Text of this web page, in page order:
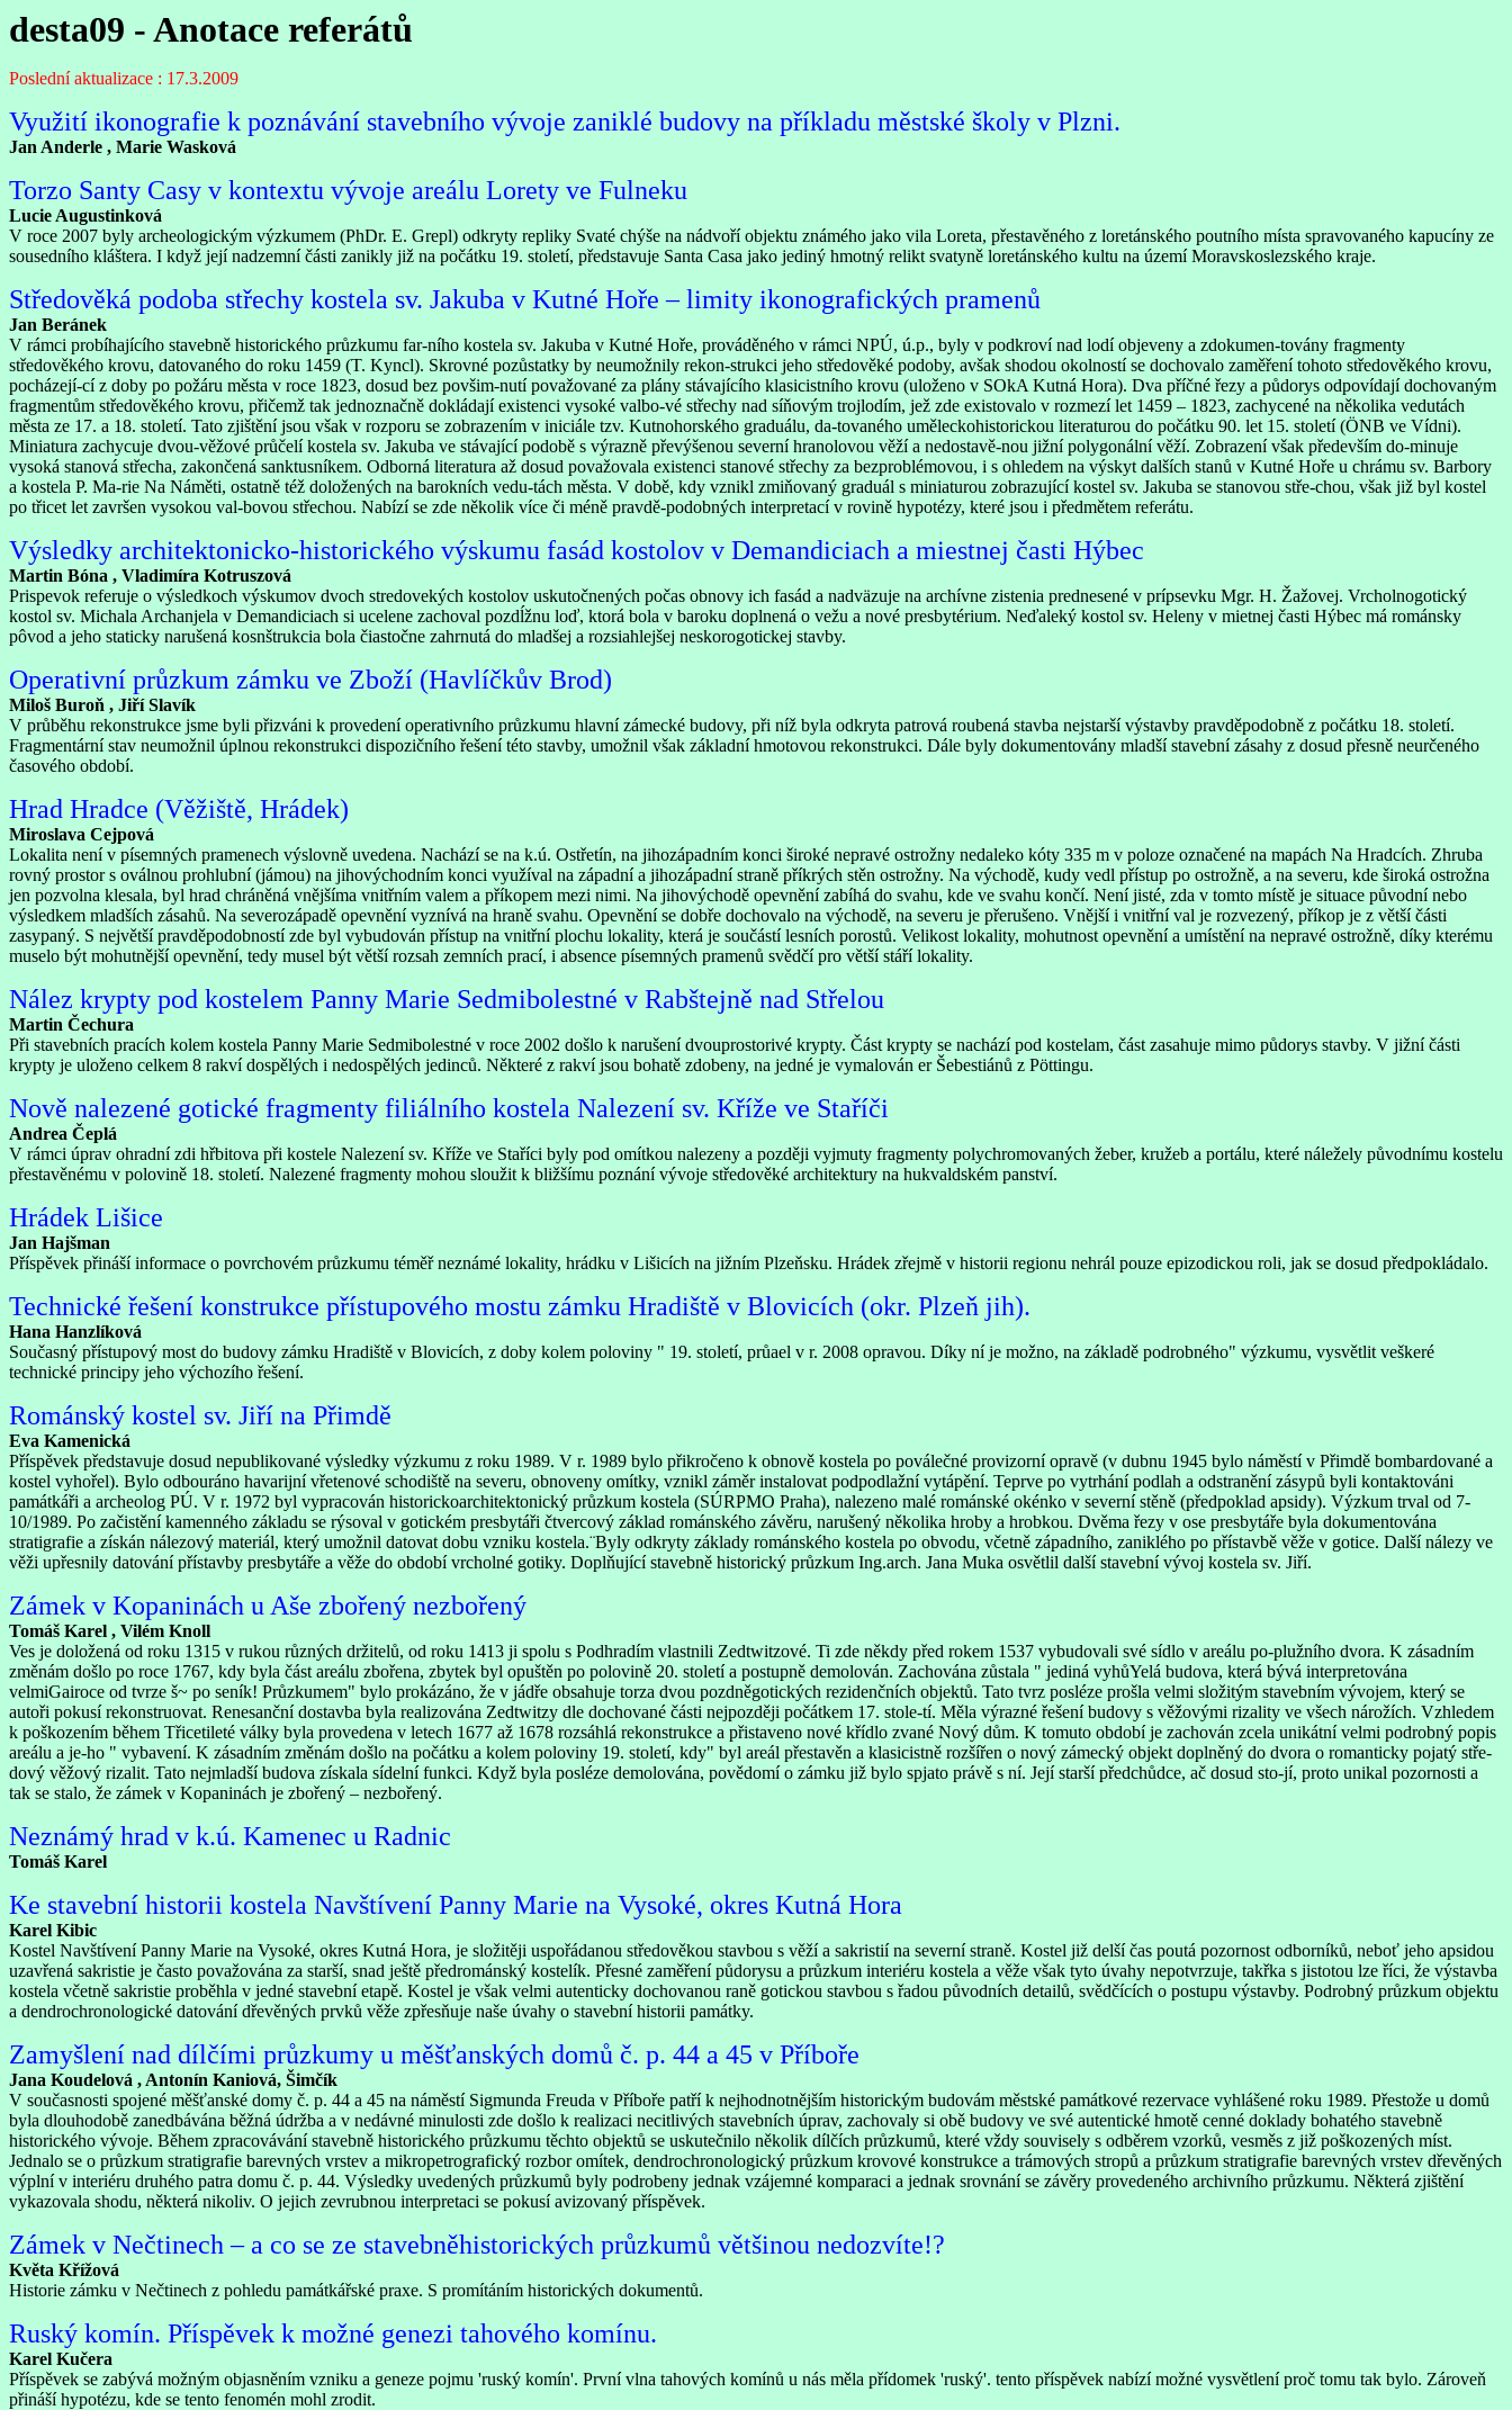
desta09 - Anotace referátů
Poslední aktualizace : 17.3.2009
Využití ikonografie k poznávání stavebního vývoje zaniklé budovy na příkladu městské školy v Plzni.
Jan Anderle , Marie Wasková
Torzo Santy Casy v kontextu vývoje areálu Lorety ve Fulneku
Lucie Augustinková
V roce 2007 byly archeologickým výzkumem (PhDr. E. Grepl) odkryty repliky Svaté chýše na nádvoří objektu známého jako vila Loreta, přestavěného z loretánského poutního místa spravovaného kapucíny ze
sousedního kláštera. I když její nadzemní části zanikly již na počátku 19. století, představuje Santa Casa jako jediný hmotný relikt svatyně loretánského kultu na území Moravskoslezského kraje.
Středověká podoba střechy kostela sv. Jakuba v Kutné Hoře – limity ikonografických pramenů
Jan Beránek
V rámci probíhajícího stavebně historického průzkumu far-ního kostela sv. Jakuba v Kutné Hoře, prováděného v rámci NPÚ, ú.p., byly v podkroví nad lodí objeveny a zdokumen-továny fragmenty
středověkého krovu, datovaného do roku 1459 (T. Kyncl). Skrovné pozůstatky by neumožnily rekon-strukci jeho středověké podoby, avšak shodou okolností se dochovalo zaměření tohoto středověkého krovu,
pocházejí-cí z doby po požáru města v roce 1823, dosud bez povšim-nutí považované za plány stávajícího klasicistního krovu (uloženo v SOkA Kutná Hora). Dva příčné řezy a půdorys odpovídají dochovaným
fragmentům středověkého krovu, přičemž tak jednoznačně dokládají existenci vysoké valbo-vé střechy nad síňovým trojlodím, jež zde existovalo v rozmezí let 1459 – 1823, zachycené na několika vedutách
města ze 17. a 18. století. Tato zjištění jsou však v rozporu se zobrazením v iniciále tzv. Kutnohorského graduálu, da-tovaného uměleckohistorickou literaturou do počátku 90. let 15. století (ÖNB ve Vídni).
Miniatura zachycuje dvou-věžové průčelí kostela sv. Jakuba ve stávající podobě s výrazně převýšenou severní hranolovou věží a nedostavě-nou jižní polygonální věží. Zobrazení však především do-minuje
vysoká stanová střecha, zakončená sanktusníkem. Odborná literatura až dosud považovala existenci stanové střechy za bezproblémovou, i s ohledem na výskyt dalších stanů v Kutné Hoře u chrámu sv. Barbory
a kostela P. Ma-rie Na Náměti, ostatně též doložených na barokních vedu-tách města. V době, kdy vznikl zmiňovaný graduál s miniaturou zobrazující kostel sv. Jakuba se stanovou stře-chou, však již byl kostel
po třicet let završen vysokou val-bovou střechou. Nabízí se zde několik více či méně pravdě-podobných interpretací v rovině hypotézy, které jsou i předmětem referátu.
Výsledky architektonicko-historického výskumu fasád kostolov v Demandiciach a miestnej časti Hýbec
Martin Bóna , Vladimíra Kotruszová
Prispevok referuje o výsledkoch výskumov dvoch stredovekých kostolov uskutočnených počas obnovy ich fasád a nadväzuje na archívne zistenia prednesené v prípsevku Mgr. H. Žažovej. Vrcholnogotický
kostol sv. Michala Archanjela v Demandiciach si ucelene zachoval pozdĺžnu loď, ktorá bola v baroku doplnená o vežu a nové presbytérium. Neďaleký kostol sv. Heleny v mietnej časti Hýbec má románsky
pôvod a jeho staticky narušená kosnštrukcia bola čiastočne zahrnutá do mladšej a rozsiahlejšej neskorogotickej stavby.
Operativní průzkum zámku ve Zboží (Havlíčkův Brod)
Miloš Buroň , Jiří Slavík
V průběhu rekonstrukce jsme byli přizváni k provedení operativního průzkumu hlavní zámecké budovy, při níž byla odkryta patrová roubená stavba nejstarší výstavby pravděpodobně z počátku 18. století.
Fragmentární stav neumožnil úplnou rekonstrukci dispozičního řešení této stavby, umožnil však základní hmotovou rekonstrukci. Dále byly dokumentovány mladší stavební zásahy z dosud přesně neurčeného
časového období.
Hrad Hradce (Věžiště, Hrádek)
Miroslava Cejpová
Lokalita není v písemných pramenech výslovně uvedena. Nachází se na k.ú. Ostřetín, na jihozápadním konci široké nepravé ostrožny nedaleko kóty 335 m v poloze označené na mapách Na Hradcích. Zhruba
rovný prostor s oválnou prohlubní (jámou) na jihovýchodním konci využíval na západní a jihozápadní straně příkrých stěn ostrožny. Na východě, kudy vedl přístup po ostrožně, a na severu, kde široká ostrožna
jen pozvolna klesala, byl hrad chráněná vnějšíma vnitřním valem a příkopem mezi nimi. Na jihovýchodě opevnění zabíhá do svahu, kde ve svahu končí. Není jisté, zda v tomto místě je situace původní nebo
výsledkem mladších zásahů. Na severozápadě opevnění vyznívá na hraně svahu. Opevnění se dobře dochovalo na východě, na severu je přerušeno. Vnější i vnitřní val je rozvezený, příkop je z větší části
zasypaný. S největší pravděpodobností zde byl vybudován přístup na vnitřní plochu lokality, která je součástí lesních porostů. Velikost lokality, mohutnost opevnění a umístění na nepravé ostrožně, díky kterému
muselo být mohutnější opevnění, tedy musel být větší rozsah zemních prací, i absence písemných pramenů svědčí pro větší stáří lokality.
Nález krypty pod kostelem Panny Marie Sedmibolestné v Rabštejně nad Střelou
Martin Čechura
Při stavebních pracích kolem kostela Panny Marie Sedmibolestné v roce 2002 došlo k narušení dvouprostorivé krypty. Část krypty se nachází pod kostelam, část zasahuje mimo půdorys stavby. V jižní části
krypty je uloženo celkem 8 rakví dospělých i nedospělých jedinců. Některé z rakví jsou bohatě zdobeny, na jedné je vymalován er Šebestiánů z Pöttingu.
Nově nalezené gotické fragmenty filiálního kostela Nalezení sv. Kříže ve Staříči
Andrea Čeplá
V rámci úprav ohradní zdi hřbitova při kostele Nalezení sv. Kříže ve Staříci byly pod omítkou nalezeny a později vyjmuty fragmenty polychromovaných žeber, kružeb a portálu, které náležely původnímu kostelu
přestavěnému v polovině 18. století. Nalezené fragmenty mohou sloužit k bližšímu poznání vývoje středověké architektury na hukvaldském panství.
Hrádek Lišice
Jan Hajšman
Příspěvek přináší informace o povrchovém průzkumu téměř neznámé lokality, hrádku v Lišicích na jižním Plzeňsku. Hrádek zřejmě v historii regionu nehrál pouze epizodickou roli, jak se dosud předpokládalo.
Technické řešení konstrukce přístupového mostu zámku Hradiště v Blovicích (okr. Plzeň jih).
Hana Hanzlíková
Současný přístupový most do budovy zámku Hradiště v Blovicích, z doby kolem poloviny " 19. století, průael v r. 2008 opravou. Díky ní je možno, na základě podrobného" výzkumu, vysvětlit veškeré
technické principy jeho výchozího řešení.
Románský kostel sv. Jiří na Přimdě
Eva Kamenická
Příspěvek představuje dosud nepublikované výsledky výzkumu z roku 1989. V r. 1989 bylo přikročeno k obnově kostela po poválečné provizorní opravě (v dubnu 1945 bylo náměstí v Přimdě bombardované a
kostel vyhořel). Bylo odbouráno havarijní vřetenové schodiště na severu, obnoveny omítky, vznikl záměr instalovat podpodlažní vytápění. Teprve po vytrhání podlah a odstranění zásypů byli kontaktováni
památkáři a archeolog PÚ. V r. 1972 byl vypracován historickoarchitektonický průzkum kostela (SÚRPMO Praha), nalezeno malé románské okénko v severní stěně (předpoklad apsidy). Výzkum trval od 7-
10/1989. Po začistění kamenného základu se rýsoval v gotickém presbytáři čtvercový základ románského závěru, narušený několika hroby a hrobkou. Dvěma řezy v ose presbytáře byla dokumentována
stratigrafie a získán nálezový materiál, který umožnil datovat dobu vzniku kostela.¨Byly odkryty základy románského kostela po obvodu, včetně západního, zaniklého po přístavbě věže v gotice. Další nálezy ve
věži upřesnily datování přístavby presbytáře a věže do období vrcholné gotiky. Doplňující stavebně historický průzkum Ing.arch. Jana Muka osvětlil další stavební vývoj kostela sv. Jiří.
Zámek v Kopaninách u Aše zbořený nezbořený
Tomáš Karel , Vilém Knoll
Ves je doložená od roku 1315 v rukou různých držitelů, od roku 1413 ji spolu s Podhradím vlastnili Zedtwitzové. Ti zde někdy před rokem 1537 vybudovali své sídlo v areálu po-plužního dvora. K zásadním
změnám došlo po roce 1767, kdy byla část areálu zbořena, zbytek byl opuštěn po polovině 20. století a postupně demolován. Zachována zůstala " jediná vyhůYelá budova, která bývá interpretována
velmiGairoce od tvrze š~ po seník! Průzkumem" bylo prokázáno, že v jádře obsahuje torza dvou pozdněgotických rezidenčních objektů. Tato tvrz posléze prošla velmi složitým stavebním vývojem, který se
autoři pokusí rekonstruovat. Renesanční dostavba byla realizována Zedtwitzy dle dochované části nejpozději počátkem 17. stole-tí. Měla výrazné řešení budovy s věžovými rizality ve všech nárožích. Vzhledem
k poškozením během Třicetileté války byla provedena v letech 1677 až 1678 rozsáhlá rekonstrukce a přistaveno nové křídlo zvané Nový dům. K tomuto období je zachován zcela unikátní velmi podrobný popis
areálu a je-ho " vybavení. K zásadním změnám došlo na počátku a kolem poloviny 19. století, kdy" byl areál přestavěn a klasicistně rozšířen o nový zámecký objekt doplněný do dvora o romanticky pojatý stře-
dový věžový rizalit. Tato nejmladší budova získala sídelní funkci. Když byla posléze demolována, povědomí o zámku již bylo spjato právě s ní. Její starší předchůdce, ač dosud sto-jí, proto unikal pozornosti a
tak se stalo, že zámek v Kopaninách je zbořený – nezbořený.
Neznámý hrad v k.ú. Kamenec u Radnic
Tomáš Karel
Ke stavební historii kostela Navštívení Panny Marie na Vysoké, okres Kutná Hora
Karel Kibic
Kostel Navštívení Panny Marie na Vysoké, okres Kutná Hora, je složitěji uspořádanou středověkou stavbou s věží a sakristií na severní straně. Kostel již delší čas poutá pozornost odborníků, neboť jeho apsidou
uzavřená sakristie je často považována za starší, snad ještě předrománský kostelík. Přesné zaměření půdorysu a průzkum interiéru kostela a věže však tyto úvahy nepotvrzuje, takřka s jistotou lze říci, že výstavba
kostela včetně sakristie proběhla v jedné stavební etapě. Kostel je však velmi autenticky dochovanou raně gotickou stavbou s řadou původních detailů, svědčících o postupu výstavby. Podrobný průzkum objektu
a dendrochronologické datování dřevěných prvků věže zpřesňuje naše úvahy o stavební historii památky.
Zamyšlení nad dílčími průzkumy u měšťanských domů č. p. 44 a 45 v Příboře
Jana Koudelová , Antonín Kaniová, Šimčík
V současnosti spojené měšťanské domy č. p. 44 a 45 na náměstí Sigmunda Freuda v Příboře patří k nejhodnotnějším historickým budovám městské památkové rezervace vyhlášené roku 1989. Přestože u domů
byla dlouhodobě zanedbávána běžná údržba a v nedávné minulosti zde došlo k realizaci necitlivých stavebních úprav, zachovaly si obě budovy ve své autentické hmotě cenné doklady bohatého stavebně
historického vývoje. Během zpracovávání stavebně historického průzkumu těchto objektů se uskutečnilo několik dílčích průzkumů, které vždy souvisely s odběrem vzorků, vesměs z již poškozených míst.
Jednalo se o průzkum stratigrafie barevných vrstev a mikropetrografický rozbor omítek, dendrochronologický průzkum krovové konstrukce a trámových stropů a průzkum stratigrafie barevných vrstev dřevěných
výplní v interiéru druhého patra domu č. p. 44. Výsledky uvedených průzkumů byly podrobeny jednak vzájemné komparaci a jednak srovnání se závěry provedeného archivního průzkumu. Některá zjištění
vykazovala shodu, některá nikoliv. O jejich zevrubnou interpretaci se pokusí avizovaný příspěvek.
Zámek v Nečtinech – a co se ze stavebněhistorických průzkumů většinou nedozvíte!?
Květa Křížová
Historie zámku v Nečtinech z pohledu památkářské praxe. S promítáním historických dokumentů.
Ruský komín. Příspěvek k možné genezi tahového komínu.
Karel Kučera
Příspěvek se zabývá možným objasněním vzniku a geneze pojmu 'ruský komín'. První vlna tahových komínů u nás měla přídomek 'ruský'. tento příspěvek nabízí možné vysvětlení proč tomu tak bylo. Zároveň
přináší hypotézu, kde se tento fenomén mohl zrodit.